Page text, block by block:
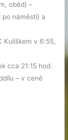
oběd) –
po náměstí) a
Kulíškem v 6:55,
cca 21:15 hod.
– v ceně